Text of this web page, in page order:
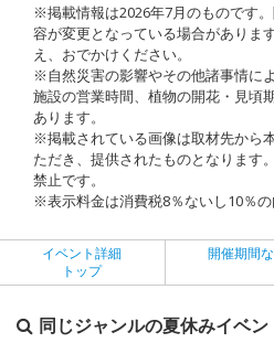
※掲載情報は2026年7月のものです
容が変更となっている場合がありま
え、おでかけください。
※自然災害の影響やその他諸事情に
施設の営業時間、植物の開花・見頃
あります。
※掲載されている画像は取材先から
ただき、提供されたものとなります
禁止です。
※表示料金は消費税8％ないし10％の
イベント詳細
トップ
開催期間
同じジャンルの夏休みイベン